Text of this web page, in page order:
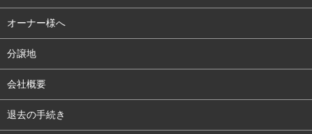
オーナー様へ
分譲地
会社概要
退去の手続き